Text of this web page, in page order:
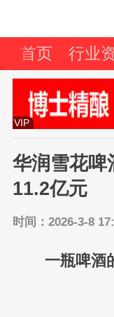
首页 行业
VIP
华润雪花啤
11.2亿元
时间：2026-3-8
一瓶啤酒